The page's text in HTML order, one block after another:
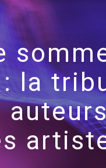
: la